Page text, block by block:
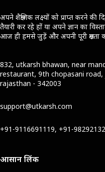
अपने शैक्षणिक लक्ष्यों को प्राप्त करने की
तैयारी कर रहे हों या अपने ज्ञान का
आज ही हमसे जुड़ें और अपनी पूरी क्षमता
832, utkarsh bhawan, near
restaurant, 9th chopasani
rajasthan - 342003
support@utkarsh.com
+91-9116691119, +91-
आसान लिंक